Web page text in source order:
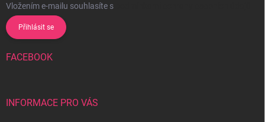
Vložením e-mailu souhlasíte s
Přihlásit se
FACEBOOK
INFORMACE PRO VÁS